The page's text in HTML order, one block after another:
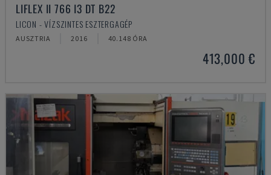
LIFLEX II 766 I3 DT B22
LICON - VÍZSZINTES ESZTERGAGÉP
AUSZTRIA 2016 40.148 ÓRA
413,000 €